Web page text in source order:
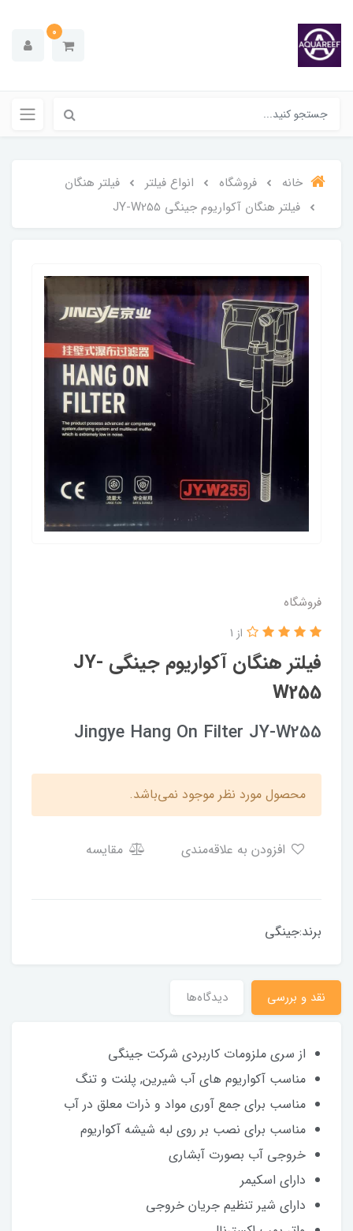
0
خانه فروشگاه انواع فیلتر
فیلتر هنگان
فیلتر هنگان آکواریوم جینگی JY-W255
فروشگاه
فیلتر هنگان آکواریوم جینگی JY-
W255
از 1
Jingye Hang On Filter JY-W255
محصول مورد نظر موجود نمی‌باشد.
مقایسه
برند:جینگی
نقد و بررسی دیدگاه‌ها
از سری ملزومات کاربردی شرکت جینگی
مناسب آکواریوم های آب شیرین, پلنت و تنگ
مناسب برای جمع آوری مواد و ذرات معلق در آب
مناسب برای نصب بر روی لبه شیشه آکواریوم
خروجی آب بصورت آبشاری
دارای اسکیمر
دارای شیر تنظیم جریان خروجی